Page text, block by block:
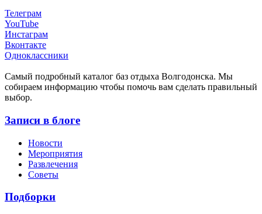
Телеграм
YouTube
Инстаграм
Вконтакте
Одноклассники
Cамый подробный каталог баз отдыха Волгодонска. Мы
собираем информацию чтобы помочь вам сделать правильный
выбор.
Записи в блоге
Новости
Мероприятия
Развлечения
Советы
Подборки